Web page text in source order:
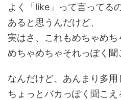
よく「like」って言ってる
あると思うんだけど、
実はさ、これもめちゃめち
めちゃめちゃそれっぽく聞
なんだけど、あんまり多用
ちょっとバカっぽく聞こ